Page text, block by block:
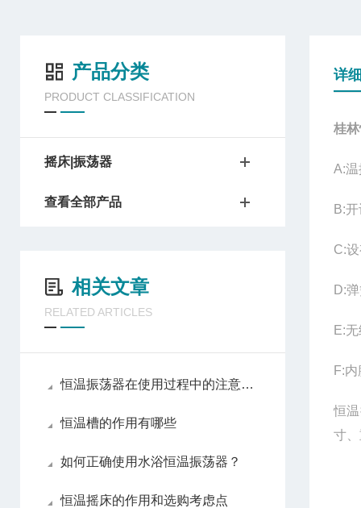
产品分类
PRODUCT CLASSIFICATION
摇床|振荡器
查看全部产品
相关文章
RELATED ARTICLES
恒温振荡器在使用过程中的注意事项
恒温槽的作用有哪些
如何正确使用水浴恒温振荡器？
恒温摇床的作用和选购考虑点
详
桂
A:温
B:开
C:
D:
E:
F:内
恒
寸